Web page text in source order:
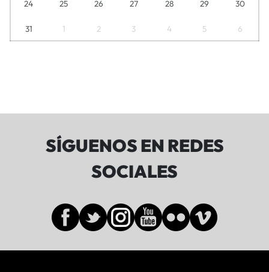
24 25 26 27 28 29 30
31 1 2 3 4 5 6
SÍGUENOS EN REDES
SOCIALES